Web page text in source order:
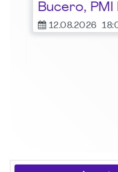
Bucero, PMI
12.08.2026